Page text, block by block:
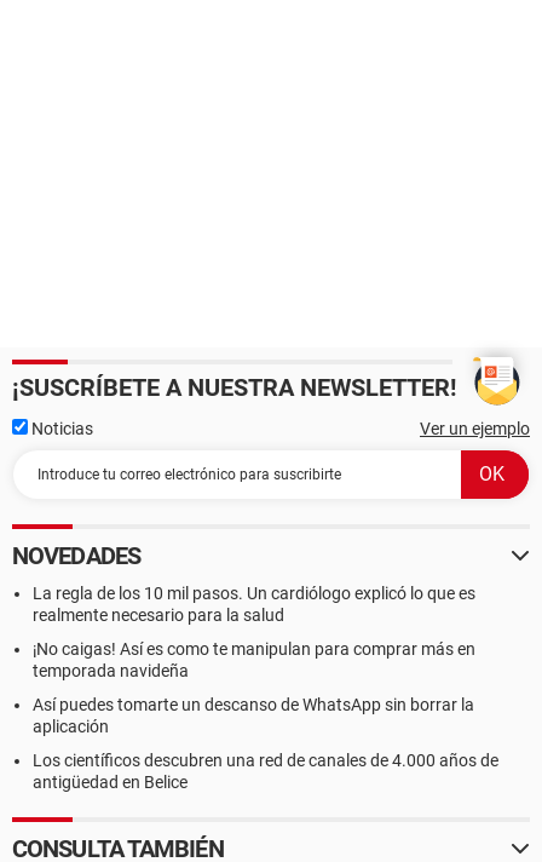
¡SUSCRÍBETE A NUESTRA NEWSLETTER!
Noticias Ver un ejemplo
NOVEDADES
La regla de los 10 mil pasos. Un cardiólogo explicó lo que es
realmente necesario para la salud
¡No caigas! Así es como te manipulan para comprar más en
temporada navideña
Así puedes tomarte un descanso de WhatsApp sin borrar la
aplicación
Los científicos descubren una red de canales de 4.000 años de
antigüedad en Belice
CONSULTA TAMBIÉN